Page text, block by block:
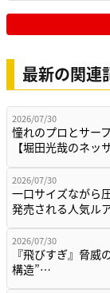
最新の関連
2026/07/30
憧れのプロとサー
【堀田光哉のネ
2026/07/30
一口サイズながら
発売される人気ル
2026/07/30
『飛びすぎ』脅威
構造”…